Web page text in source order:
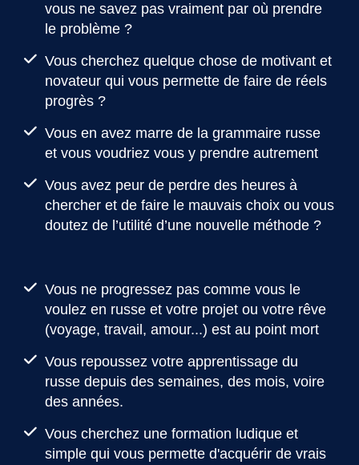
vous ne savez pas vraiment par où prendre
le problème ?
Vous cherchez quelque chose de motivant et
novateur qui vous permette de faire de réels
progrès ?
Vous en avez marre de la grammaire russe
et vous voudriez vous y prendre autrement
Vous avez peur de perdre des heures à
chercher et de faire le mauvais choix ou vous
doutez de l’utilité d’une nouvelle méthode ?
Vous ne progressez pas comme vous le
voulez en russe et votre projet ou votre rêve
(voyage, travail, amour...) est au point mort
Vous repoussez votre apprentissage du
russe depuis des semaines, des mois, voire
des années.
Vous cherchez une formation ludique et
simple qui vous permette d'acquérir de vrais